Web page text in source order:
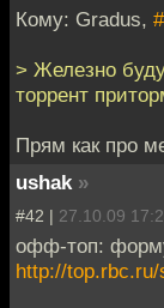
Кому: Gradus,
> Железно
торрент
Прям как про
ushak »
#42 | 27.10.09
офф-топ:
http://